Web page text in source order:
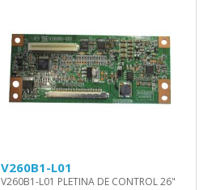
V260B1-L01
V260B1-L01 PLETINA DE CONTROL 26"